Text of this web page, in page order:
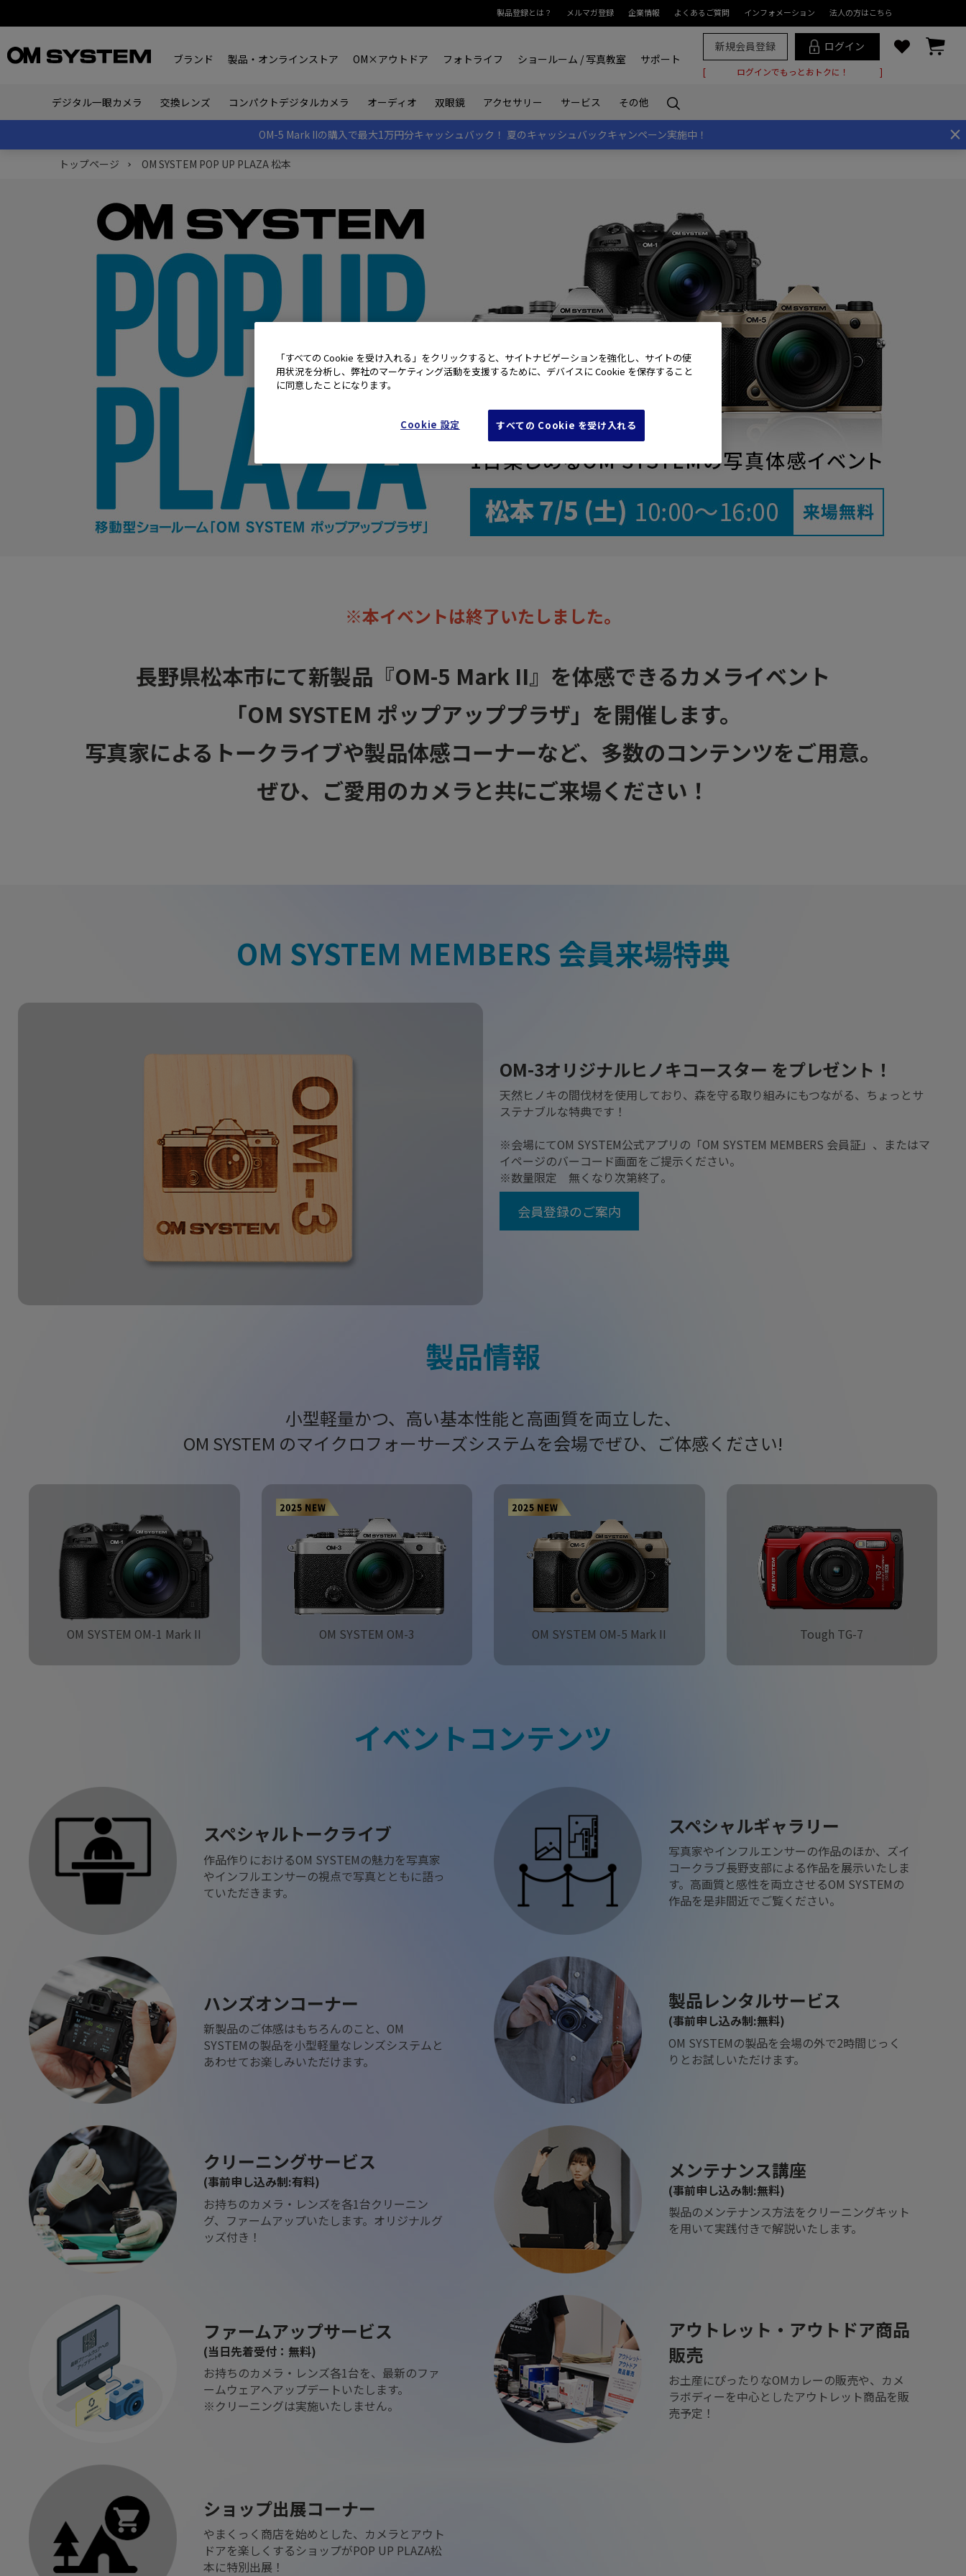
製品登録とは？ メルマガ登録 企業情報 よくあるご質問 インフォメーション 法人の方はこちら
ブランド 製品・オンラインストア OM×アウトドア フォトライフ ショールーム / 写真教室 サポート
新規会員登録 ログイン
ログインでもっとおトクに！
デジタル一眼カメラ 交換レンズ コンパクトデジタルカメラ オーディオ 双眼鏡 アクセサリー サービス その他
×
OM-5 Mark IIの購入で最大1万円分キャッシュバック！ 夏のキャッシュバックキャンペーン実施中！
トップページ OM SYSTEM POP UP PLAZA 松本
※本イベントは終了いたしました。
長野県松本市にて新製品『OM-5 Mark II』を体感できるカメライベント
「OM SYSTEM ポップアッププラザ」を開催します。
写真家によるトークライブや製品体感コーナーなど、多数のコンテンツをご用意。
ぜひ、ご愛用のカメラと共にご来場ください！
OM SYSTEM MEMBERS 会員来場特典
OM-3オリジナルヒノキコースター をプレゼント！
天然ヒノキの間伐材を使用しており、森を守る取り組みにもつながる、ちょっとサ
ステナブルな特典です！
※会場にてOM SYSTEM公式アプリの「OM SYSTEM MEMBERS 会員証」、またはマ
イページのバーコード画面をご提示ください。
※数量限定 無くなり次第終了。
会員登録のご案内
製品情報
小型軽量かつ、高い基本性能と高画質を両立した、
OM SYSTEM のマイクロフォーサーズシステムを会場でぜひ、ご体感ください!
OM SYSTEM OM-1 Mark II OM SYSTEM OM-3 OM SYSTEM OM-5 Mark II Tough TG-7
イベントコンテンツ
スペシャルトークライブ
作品作りにおけるOM SYSTEMの魅力を写真家
やインフルエンサーの視点で写真とともに語っ
ていただきます。
スペシャルギャラリー
写真家やインフルエンサーの作品のほか、ズイ
コークラブ長野支部による作品を展示いたしま
す。高画質と感性を両立させるOM SYSTEMの
作品を是非間近でご覧ください。
ハンズオンコーナー
新製品のご体感はもちろんのこと、OM
SYSTEMの製品を小型軽量なレンズシステムと
あわせてお楽しみいただけます。
製品レンタルサービス
(事前申し込み制:無料)
OM SYSTEMの製品を会場の外で2時間じっく
りとお試しいただけます。
クリーニングサービス
(事前申し込み制:有料)
お持ちのカメラ・レンズを各1台クリーニン
グ、ファームアップいたします。オリジナルグ
ッズ付き！
メンテナンス講座
(事前申し込み制:無料)
製品のメンテナンス方法をクリーニングキット
を用いて実践付きで解説いたします。
ファームアップサービス
(当日先着受付：無料)
お持ちのカメラ・レンズ各1台を、最新のファ
ームウェアへアップデートいたします。
※クリーニングは実施いたしません。
アウトレット・アウトドア商品
販売
お土産にぴったりなOMカレーの販売や、カメ
ラボディーを中心としたアウトレット商品を販
売予定！
ショップ出展コーナー
やまくっく商店を始めとした、カメラとアウト
ドアを楽しくするショップがPOP UP PLAZA松
本に特別出展！
「すべての Cookie を受け入れる」をクリックすると、サイトナビゲーションを強化し、サイトの使
用状況を分析し、弊社のマーケティング活動を支援するために、デバイスに Cookie を保存すること
に同意したことになります。
Cookie 設定 すべての Cookie を受け入れる